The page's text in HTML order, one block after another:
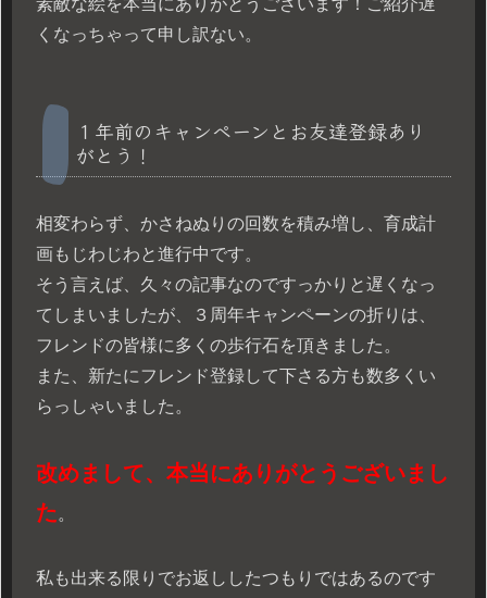
素敵な絵を本当にありがとうございます！ご紹介遅
くなっちゃって申し訳ない。
１年前のキャンペーンとお友達登録あり
がとう！
相変わらず、かさねぬりの回数を積み増し、育成計
画もじわじわと進行中です。
そう言えば、久々の記事なのですっかりと遅くなっ
てしまいましたが、３周年キャンペーンの折りは、
フレンドの皆様に多くの歩行石を頂きました。
また、新たにフレンド登録して下さる方も数多くい
らっしゃいました。
改めまして、本当にありがとうございまし
た。
私も出来る限りでお返ししたつもりではあるのです